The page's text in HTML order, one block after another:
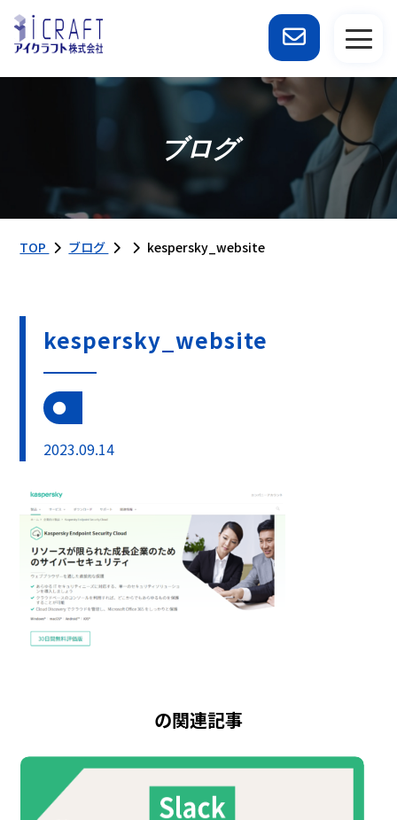
ブログ
TOP ブログ kespersky_website
kespersky_website
2023.09.14
の関連記事